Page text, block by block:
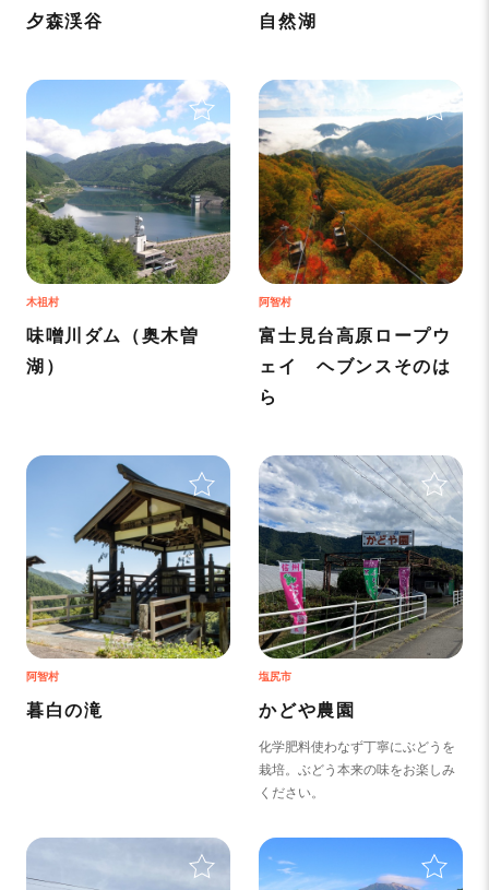
夕森渓谷 自然湖
味噌川ダム（奥木曽
湖）
木祖村
＋
富士見台高原ロープウ
ェイ ヘブンスそのは
ら
阿智村
暮白の滝
阿智村
＋
かどや農園
化学肥料使わなず丁寧にぶどうを
栽培。ぶどう本来の味をお楽しみ
ください。
塩尻市
＋
＋ ＋